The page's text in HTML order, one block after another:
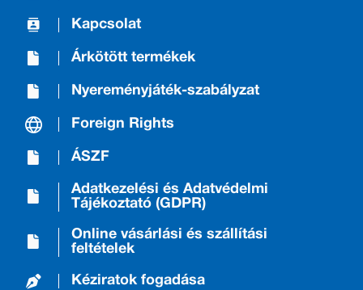
Kapcsolat
Árkötött termékek
Nyereményjáték-szabályzat
Foreign Rights
ÁSZF
Adatkezelési és Adatvédelmi
Tájékoztató (GDPR)
Online vásárlási és szállítási
feltételek
Kéziratok fogadása